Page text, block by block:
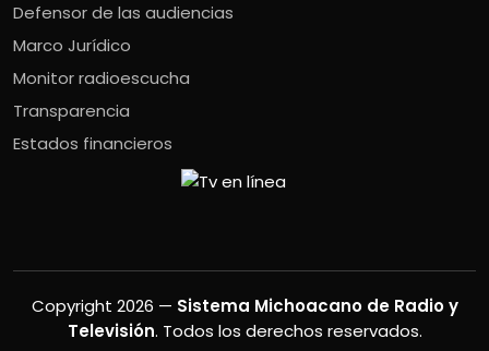
Defensor de las audiencias
Marco Jurídico
Monitor radioescucha
Transparencia
Estados financieros
Copyright 2026 — Sistema Michoacano de Radio y
Televisión. Todos los derechos reservados.